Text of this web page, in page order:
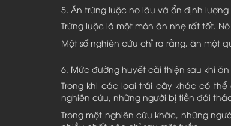
5. Ăn trứng luộc no lâu và ổn định
Trứng luộc là một món ăn nhẹ rất tốt.
Một số nghiên cứu chỉ ra rằng, ăn một
6. Mức đường huyết cải thiện sau khi
Trong khi các loại trái cây khác có
nghiên cứu, những người bị tiền đái
Trong một nghiên cứu khác, những